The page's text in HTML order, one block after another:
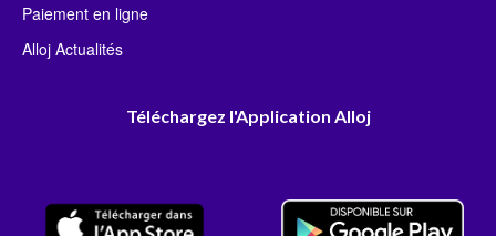
Paiement en ligne
Alloj Actualités
Téléchargez l'Application Alloj